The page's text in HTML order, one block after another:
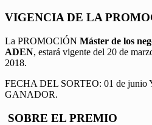
VIGENCIA DE LA
La PROMOCIÓN Máster de los
ADEN, estará vigente del 20 de
2018.
FECHA DEL SORTEO: 01 de
GANADOR.
SOBRE EL PREMIO